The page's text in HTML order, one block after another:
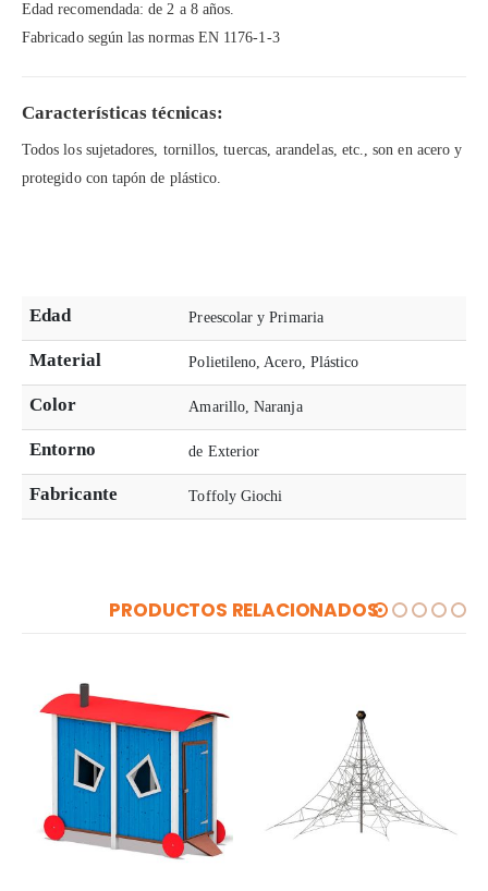
Edad recomendada: de 2 a 8 años.
Fabricado según las normas EN 1176-1-3
Características técnicas:
Todos los sujetadores, tornillos, tuercas, arandelas, etc., son en acero y
protegido con tapón de plástico.
Edad Preescolar y Primaria
Material Polietileno, Acero, Plástico
Color Amarillo, Naranja
Entorno de Exterior
Fabricante Toffoly Giochi
PRODUCTOS RELACIONADOS